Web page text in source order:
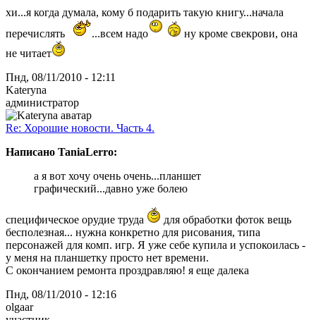
хи...я когда думала, кому б подарить такую книгу...начала
перечислять
...всем надо
ну кроме свекрови, она
не читает
Пнд, 08/11/2010 - 12:11
Kateryna
администратор
Re: Хорошие новости. Часть 4.
Написано TaniaLerro:
а я вот хочу очень очень...планшет
графический...давно уже болею
специфическое орудие труда
для обработки фоток вещь
бесполезная... нужна конкретно для рисования, типа
персонажей для комп. игр. Я уже себе купила и успокоилась -
у меня на планшетку просто нет времени.
С окончанием ремонта проздравляю! я еще далека
Пнд, 08/11/2010 - 12:16
olgaar